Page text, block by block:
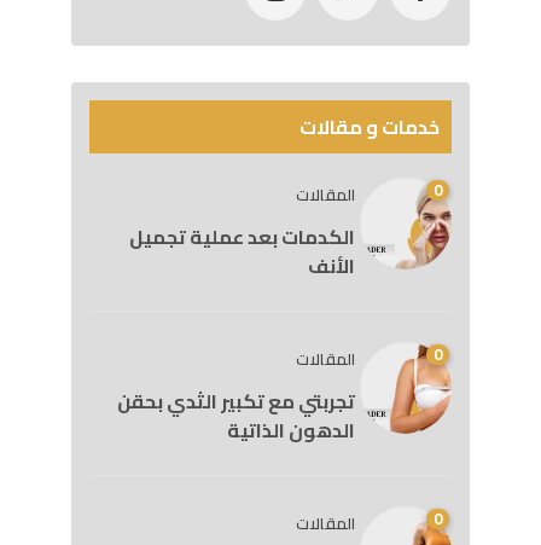
خدمات و مقالات
0 المقالات
الكدمات بعد عملية تجميل
الأنف
0 المقالات
تجربتي مع تكبير الثدي بحقن
الدهون الذاتية
0 المقالات